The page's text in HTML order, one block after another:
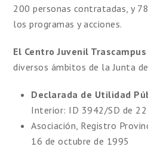
200 personas contratadas, y
los programas y acciones.
El Centro Juvenil Trascampus
diversos ámbitos de la Junta
Declarada de Utilidad
Interior: ID 3942/SD de 22
Asociación, Registro
16 de octubre de 1995